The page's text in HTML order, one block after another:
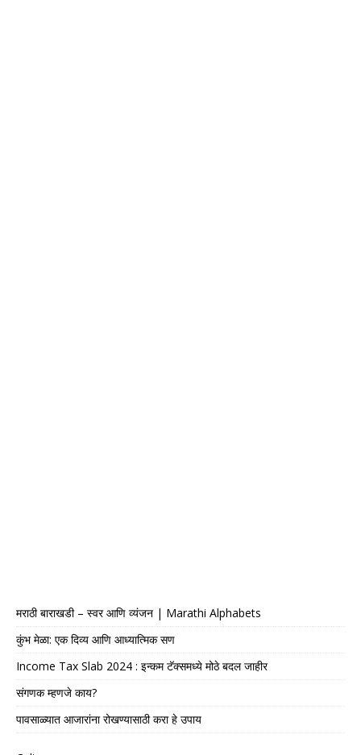
मराठी बाराखडी – स्वर आणि व्यंजन | Marathi Alphabets
कुंभ मेळा: एक दिव्य आणि आध्यात्मिक सण
Income Tax Slab 2024 : इन्कम टॅक्समध्ये मोठे बदल जाहीर
संगणक म्हणजे काय?
पावसाळ्यात आजारांना रोखण्यासाठी करा हे उपाय